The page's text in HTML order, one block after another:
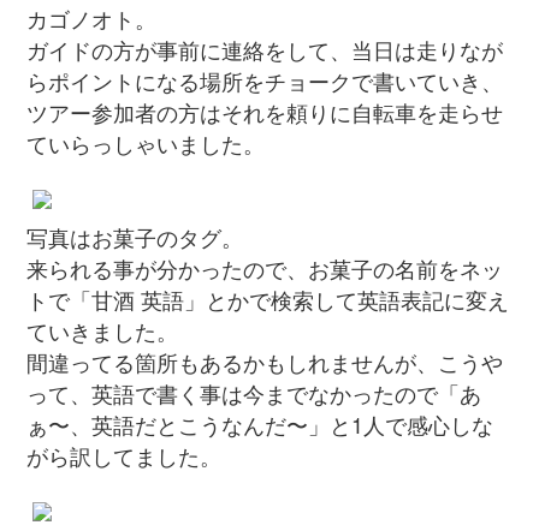
カゴノオト。
ガイドの方が事前に連絡をして、当日は走りなが
らポイントになる場所をチョークで書いていき、
ツアー参加者の方はそれを頼りに自転車を走らせ
ていらっしゃいました。
写真はお菓子のタグ。
来られる事が分かったので、お菓子の名前をネッ
トで「甘酒 英語」とかで検索して英語表記に変え
ていきました。
間違ってる箇所もあるかもしれませんが、こうや
って、英語で書く事は今までなかったので「あ
ぁ〜、英語だとこうなんだ〜」と1人で感心しな
がら訳してました。